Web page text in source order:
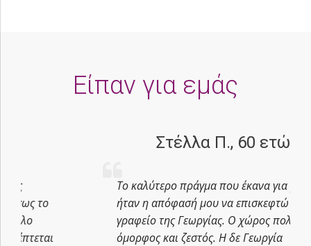
Είπαν για εμάς
Στέλλα Π., 60 ετών
Το καλύτερο πράγμα που έκανα για μένα
ήταν η απόφασή μου να επισκεφτώ το
γραφείο της Γεωργίας. Ο χώρος πολύ
όμορφος και ζεστός. Η δε Γεωργία